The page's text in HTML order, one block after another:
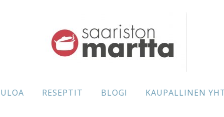
RESEPTIT BLOGI KAUPALLINEN